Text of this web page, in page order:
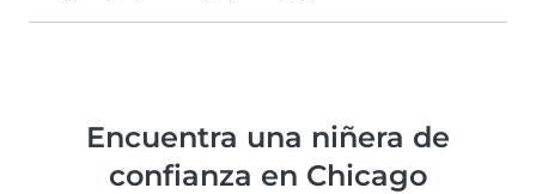
Encuentra una niñera de
confianza en Chicago